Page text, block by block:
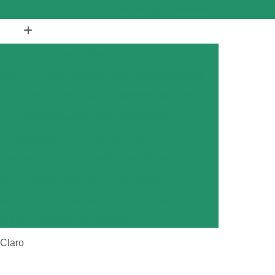
para Polimento de Metais